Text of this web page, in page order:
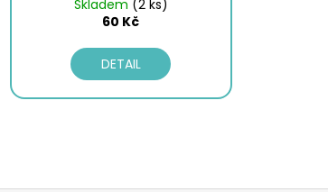
Skladem (2 ks)
60 Kč
DETAIL